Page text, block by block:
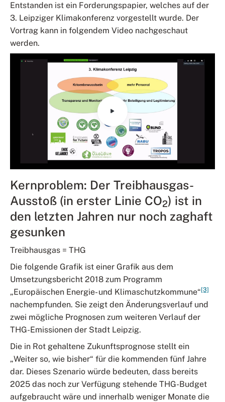
Entstanden ist ein Forderungspapier, welches auf der
3. Leipziger Klimakonferenz vorgestellt wurde. Der
Vortrag kann in folgendem Video nachgeschaut
werden.
Kernproblem: Der Treibhausgas-
Ausstoß (in erster Linie CO2) ist in
den letzten Jahren nur noch zaghaft
gesunken
Treibhausgas = THG
Die folgende Grafik ist einer Grafik aus dem
Umsetzungsbericht 2018 zum Programm
„Europäischen Energie- und Klimaschutzkommune“[3]
nachempfunden. Sie zeigt den Änderungsverlauf und
zwei mögliche Prognosen zum weiteren Verlauf der
THG-Emissionen der Stadt Leipzig.
Die in Rot gehaltene Zukunftsprognose stellt ein
„Weiter so, wie bisher“ für die kommenden fünf Jahre
dar. Dieses Szenario würde bedeuten, dass bereits
2025 das noch zur Verfügung stehende THG-Budget
aufgebraucht wäre und innerhalb weniger Monate die